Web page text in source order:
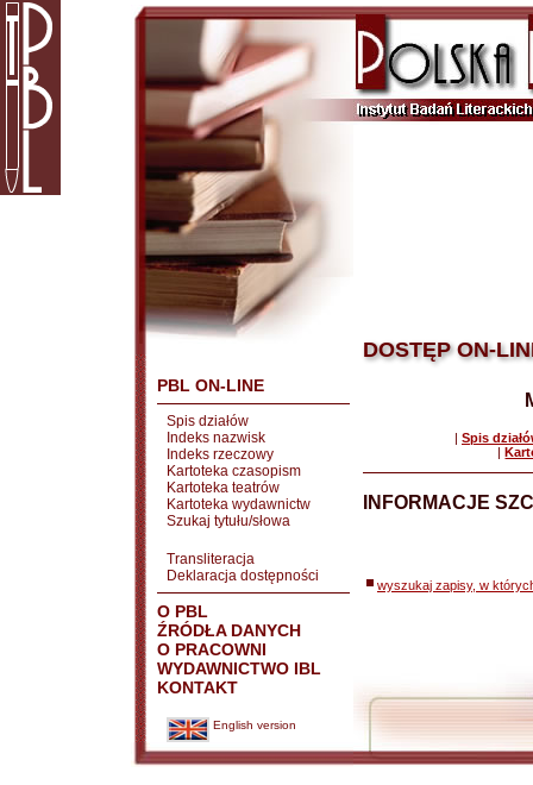
PBL ON-LINE
Spis działów
Indeks nazwisk
Indeks rzeczowy
Kartoteka czasopism
Kartoteka teatrów
Kartoteka wydawnictw
Szukaj tytułu/słowa
Transliteracja
Deklaracja dostępności
O PBL
ŹRÓDŁA DANYCH
O PRACOWNI
WYDAWNICTWO IBL
KONTAKT
English version
DOSTĘP ON-
| Spis
|
INFORMACJE
wyszukaj zapisy, w